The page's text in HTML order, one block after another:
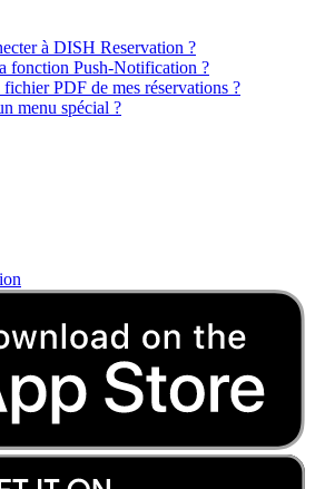
à DISH Reservation ?
fonction Push-Notification ?
PDF de mes réservations ?
menu spécial ?